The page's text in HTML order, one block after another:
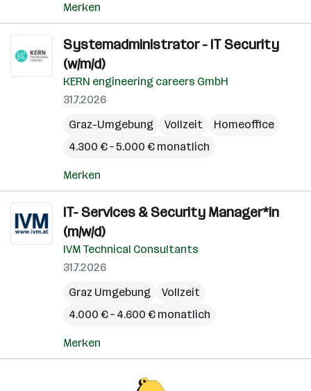
Merken
Systemadministrator - IT Security
(w/m/d)
KERN engineering careers GmbH
31.7.2026
Graz-Umgebung
Vollzeit
Homeoffice
4.300 € – 5.000 € monatlich
Merken
IT- Services & Security Manager*in
(m/w/d)
IVM Technical Consultants
31.7.2026
Graz Umgebung
Vollzeit
4.000 € – 4.600 € monatlich
Merken